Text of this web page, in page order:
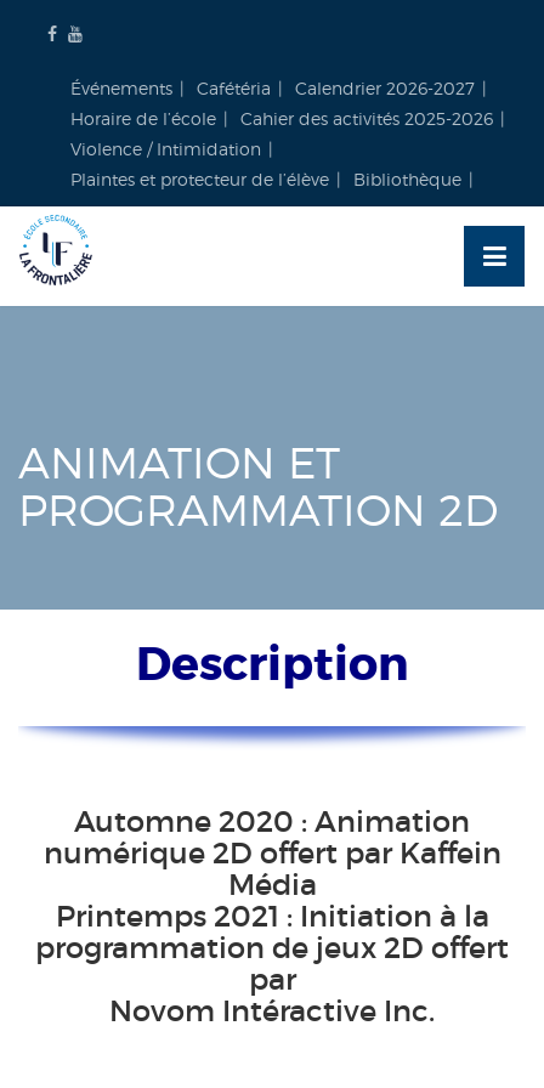
Événements Cafétéria
Calendrier 2026-2027
Horaire de l’école
Cahier des activités 2025-2026
Violence / Intimidation
Plaintes et protecteur de l’élève
Bibliothèque
ANIMATION ET
PROGRAMMATION 2D
Description
Automne 2020 : Animation
numérique 2D offert par Kaffein
Média
Printemps 2021 : Initiation à la
programmation de jeux 2D offert
par
Novom Intéractive Inc.